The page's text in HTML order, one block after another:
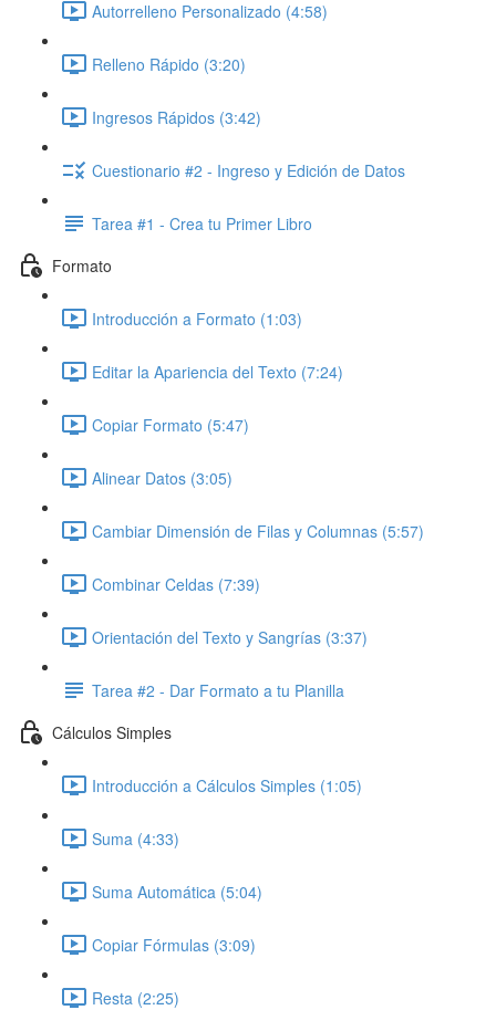
Autorrelleno Personalizado (4:58)
Relleno Rápido (3:20)
Ingresos Rápidos (3:42)
Cuestionario #2 - Ingreso y Edición de Datos
Tarea #1 - Crea tu Primer Libro
Formato
Introducción a Formato (1:03)
Editar la Apariencia del Texto (7:24)
Copiar Formato (5:47)
Alinear Datos (3:05)
Cambiar Dimensión de Filas y Columnas (5:57)
Combinar Celdas (7:39)
Orientación del Texto y Sangrías (3:37)
Tarea #2 - Dar Formato a tu Planilla
Cálculos Simples
Introducción a Cálculos Simples (1:05)
Suma (4:33)
Suma Automática (5:04)
Copiar Fórmulas (3:09)
Resta (2:25)